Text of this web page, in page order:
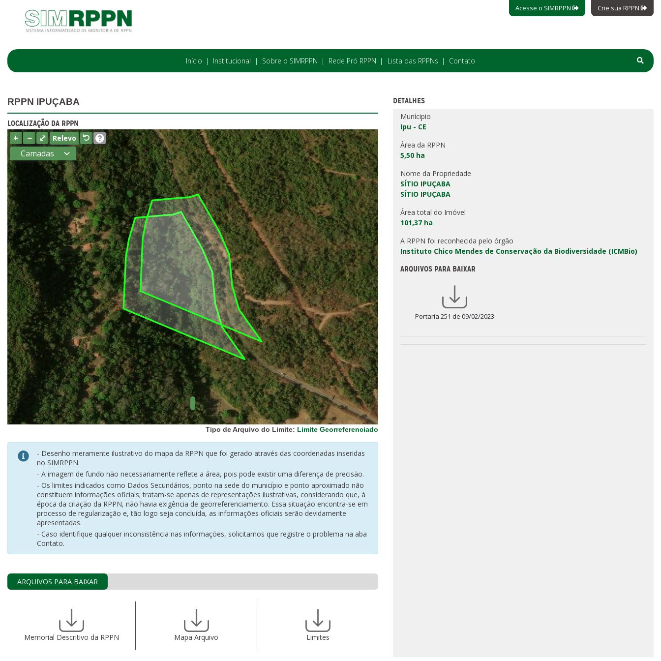
Acesse o SIMRPPN Crie sua RPPN
Início Institucional Sobre o SIMRPPN Rede Pró RPPN Lista das RPPNs Contato
RPPN IPUÇABA
LOCALIZAÇÃO DA RPPN
+ − ⤢ Relevo
Camadas
Estados
Municípios
Terras
indígenas
(FUNAI)
UC Federal
UC Estaduais
UC
Municipais
Hidrografia
1:1.000.000
(ANA)
Biomas
(IBGE)
Vegetação
(IBGE)
Rodovias
(IBGE)
Relevo
(IBGE)
Tipo de Arquivo do Limite: Limite Georreferenciado
- Desenho meramente ilustrativo do mapa da RPPN que foi gerado através das coordenadas inseridas
no SIMRPPN.
- A imagem de fundo não necessariamente reflete a área, pois pode existir uma diferença de precisão.
- Os limites indicados como Dados Secundários, ponto na sede do município e ponto aproximado não
constituem informações oficiais; tratam-se apenas de representações ilustrativas, considerando que, à
época da criação da RPPN, não havia exigência de georreferenciamento. Essa situação encontra-se em
processo de regularização e, tão logo seja concluída, as informações oficiais serão devidamente
apresentadas.
- Caso identifique qualquer inconsistência nas informações, solicitamos que registre o problema na aba
Contato.
ARQUIVOS PARA BAIXAR
Memorial Descritivo da RPPN Mapa Arquivo Limites
DETALHES
Munícipio
Ipu - CE
Área da RPPN
5,50 ha
Nome da Propriedade
SÍTIO IPUÇABA
SÍTIO IPUÇABA
Área total do Imóvel
101,37 ha
A RPPN foi reconhecida pelo órgão
Instituto Chico Mendes de Conservação da Biodiversidade (ICMBio)
ARQUIVOS PARA BAIXAR
Portaria 251 de 09/02/2023